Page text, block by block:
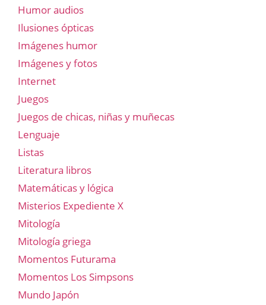
Humor audios
Ilusiones ópticas
Imágenes humor
Imágenes y fotos
Internet
Juegos
Juegos de chicas, niñas y muñecas
Lenguaje
Listas
Literatura libros
Matemáticas y lógica
Misterios Expediente X
Mitología
Mitología griega
Momentos Futurama
Momentos Los Simpsons
Mundo Japón